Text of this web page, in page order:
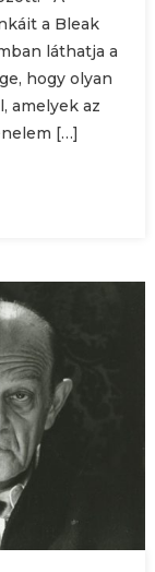
a Bleak
láthatja a
hogy olyan
amelyek az
[…]